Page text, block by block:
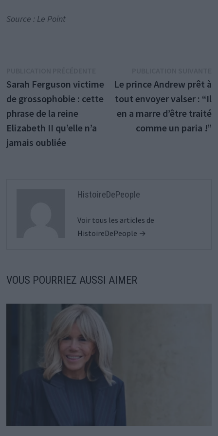
Source : Le Point
de
l’article
précédente :
Sarah Ferguson victime
de grossophobie : cette
phrase de la reine
Elizabeth II qu’elle n’a
jamais oubliée
Le prince Andrew prêt à
tout envoyer valser : “Il
en a marre d’être traité
comme un paria !”
HistoireDePeople
Voir tous les articles de
HistoireDePeople →
VOUS POURRIEZ AUSSI AIMER